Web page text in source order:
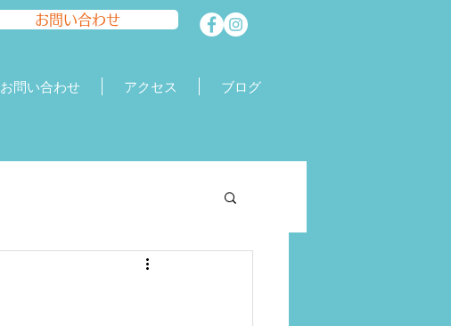
お問い合わせ
お問い合わせ アクセス ブログ